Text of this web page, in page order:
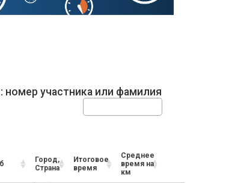
номер участника или фамилия
Город,
Страна
Итоговое
время
Среднее
время на
км